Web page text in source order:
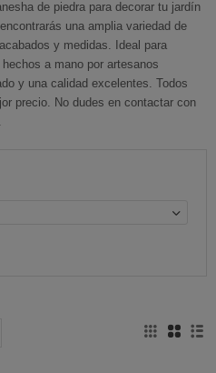
de piedra para decorar tu jardín
una amplia variedad de
y medidas. Ideal para
a mano por artesanos
y una calidad excelentes. Todos
precio. No dudes en contactar con